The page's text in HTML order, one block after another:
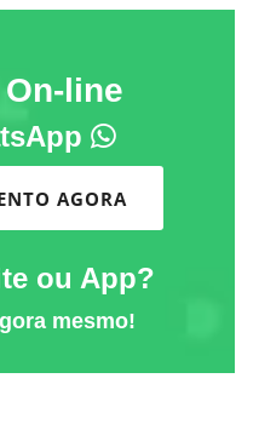
line
AGORA
ou App?
mesmo!